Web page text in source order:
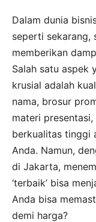
Dalam dunia
seperti sekarang,
memberikan
Salah satu aspek
krusial adalah
nama, brosur
materi
berkualitas tinggi
Anda. Namun,
di Jakarta,
‘terbaik’ bisa
Anda bisa
demi harga?